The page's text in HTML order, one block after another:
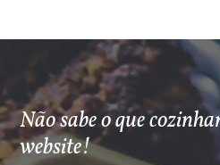
Não sabe o que
website!